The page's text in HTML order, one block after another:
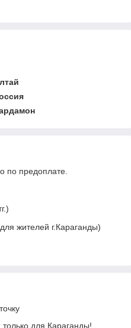
по предоплате.
жителей г.Караганды)
для Караганды!